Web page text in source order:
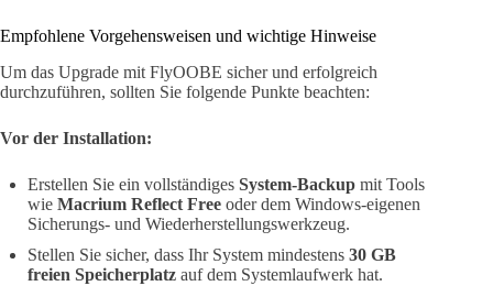
Empfohlene Vorgehensweisen und wichtige Hinweise
Um das Upgrade mit FlyOOBE sicher und erfolgreich
durchzuführen, sollten Sie folgende Punkte beachten:
Vor der Installation:
Erstellen Sie ein vollständiges System-Backup mit Tools
wie Macrium Reflect Free oder dem Windows-eigenen
Sicherungs- und Wiederherstellungswerkzeug.
Stellen Sie sicher, dass Ihr System mindestens 30 GB
freien Speicherplatz auf dem Systemlaufwerk hat.